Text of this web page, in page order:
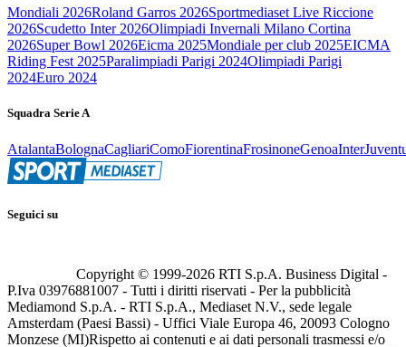
Mondiali 2026Roland Garros 2026Sportmediaset Live Riccione
2026Scudetto Inter 2026Olimpiadi Invernali Milano Cortina
2026Super Bowl 2026Eicma 2025Mondiale per club 2025EICMA
Riding Fest 2025Paralimpiadi Parigi 2024Olimpiadi Parigi
2024Euro 2024
Squadra Serie A
AtalantaBolognaCagliariComoFiorentinaFrosinoneGenoaInter
Seguici su
Copyright © 1999-2026 RTI S.p.A. Business Digital -
P.Iva 03976881007 - Tutti i diritti riservati - Per la pubblicità
Mediamond S.p.A. - RTI S.p.A., Mediaset N.V., sede legale
Amsterdam (Paesi Bassi) - Uffici Viale Europa 46, 20093 Cologno
Monzese (MI)Rispetto ai contenuti e ai dati personali trasmessi e/o